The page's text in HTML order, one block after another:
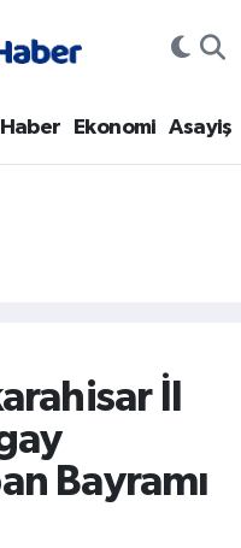
Ekonomi Asayiş
İl
Bayramı
Haritası